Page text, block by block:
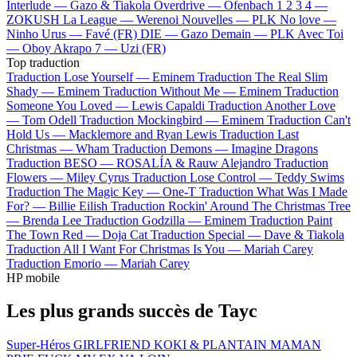
Interlude — Gazo & Tiakola Overdrive — Ofenbach 1 2 3 4 —
ZOKUSH La League — Werenoi Nouvelles — PLK No love —
Ninho Urus — Favé (FR) DIE — Gazo Demain — PLK Avec Toi
— Oboy Akrapo 7 — Uzi (FR)
Top traduction
Traduction Lose Yourself — Eminem Traduction The Real Slim
Shady — Eminem Traduction Without Me — Eminem Traduction
Someone You Loved — Lewis Capaldi Traduction Another Love
— Tom Odell Traduction Mockingbird — Eminem Traduction Can't
Hold Us — Macklemore and Ryan Lewis Traduction Last
Christmas — Wham Traduction Demons — Imagine Dragons
Traduction BESO — ROSALÍA & Rauw Alejandro Traduction
Flowers — Miley Cyrus Traduction Lose Control — Teddy Swims
Traduction The Magic Key — One-T Traduction What Was I Made
For? — Billie Eilish Traduction Rockin' Around The Christmas Tree
— Brenda Lee Traduction Godzilla — Eminem Traduction Paint
The Town Red — Doja Cat Traduction Special — Dave & Tiakola
Traduction All I Want For Christmas Is You — Mariah Carey
Traduction Emorio — Mariah Carey
HP mobile
Les plus grands succès de Tayc
Super-Héros GIRLFRIEND KOKI & PLANTAIN MAMAN